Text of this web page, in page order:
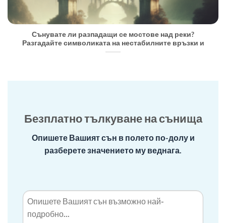
Сънувате ли разпадащи се мостове над реки?
Разгадайте символиката на нестабилните връзки и
Безплатно тълкуване на сънища
Опишете Вашият сън в полето по-долу и
разберете значението му веднага.